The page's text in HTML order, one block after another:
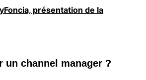
présentation de la
un channel manager ?